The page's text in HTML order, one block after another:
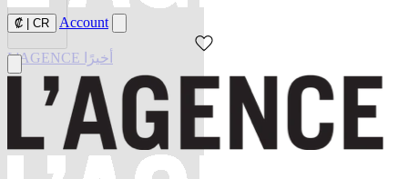
CR
₡ Account
L'AGENCE أخيرًا